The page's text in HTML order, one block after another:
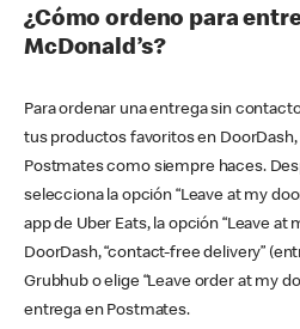
¿Cómo ordeno para
McDonald’s?
Para ordenar una entrega sin
tus productos favoritos en DoorDash,
Postmates como siempre haces.
selecciona la opción “Leave at my
app de Uber Eats, la opción “Leave at
DoorDash, “contact-free delivery”
Grubhub o elige “Leave order at my
entrega en Postmates.